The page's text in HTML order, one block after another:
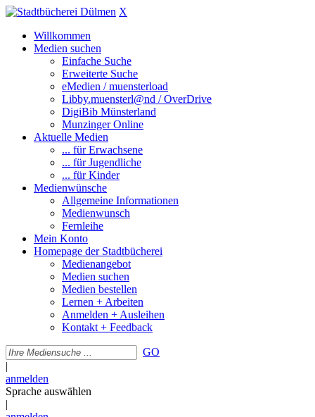
X
Willkommen
Medien suchen
Einfache Suche
Erweiterte Suche
eMedien / muensterload
Libby.muensterl@nd / OverDrive
DigiBib Münsterland
Munzinger Online
Aktuelle Medien
... für Erwachsene
... für Jugendliche
... für Kinder
Medienwünsche
Allgemeine Informationen
Medienwunsch
Fernleihe
Mein Konto
Homepage der Stadtbücherei
Medienangebot
Medien suchen
Medien bestellen
Lernen + Arbeiten
Anmelden + Ausleihen
Kontakt + Feedback
GO
|
anmelden
Sprache auswählen
|